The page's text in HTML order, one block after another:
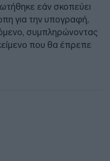
εάν σκοπεύει
για την υπογραφή,
συμπληρώνοντας
που θα έπρεπε